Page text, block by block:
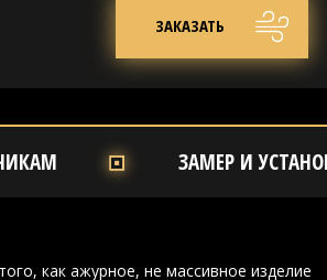
ЗАКАЗАТЬ
ЗАМЕР И
как ажурное, не массивное изделие